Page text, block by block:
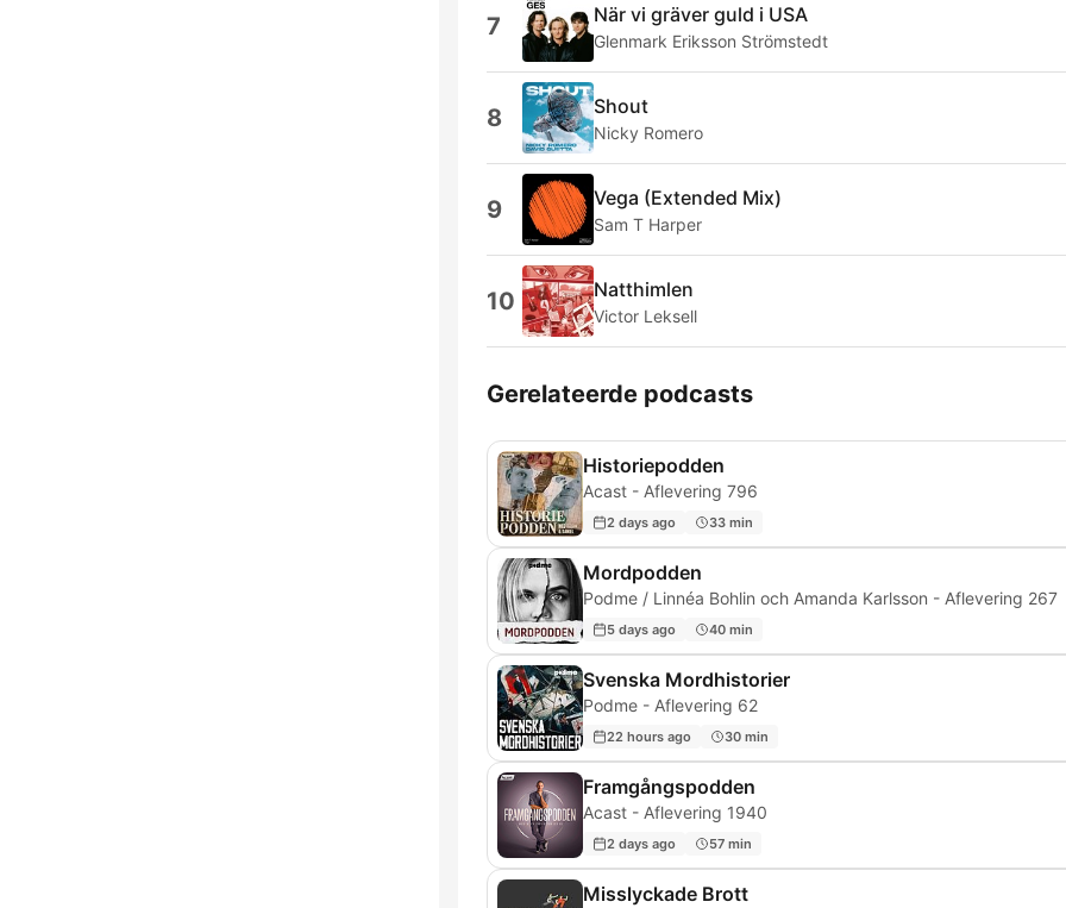
7 När vi gräver guld i USA
Glenmark Eriksson Strömstedt
8 Shout
Nicky Romero
9 Vega (Extended Mix)
Sam T Harper
10 Natthimlen
Victor Leksell
Gerelateerde podcasts
Historiepodden
Acast - Aflevering 796
2 days ago 33 min
Mordpodden
Podme / Linnéa Bohlin och Amanda Karlsson - Aflevering 267
5 days ago 40 min
Svenska Mordhistorier
Podme - Aflevering 62
22 hours ago 30 min
Framgångspodden
Acast - Aflevering 1940
2 days ago 57 min
Misslyckade Brott